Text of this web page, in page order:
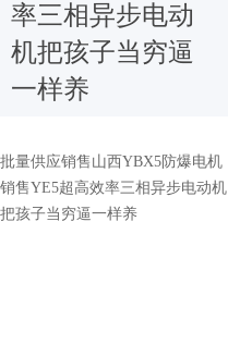
批量供应销售山西YBX5防爆电机
销售YE5超高效率三相异步电动机
把孩子当穷逼一样养
率三相异步电动
机把孩子当穷逼
一样养